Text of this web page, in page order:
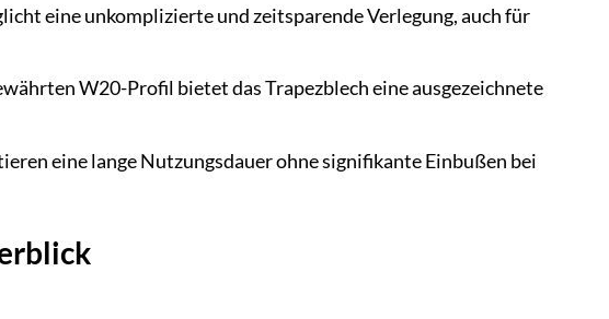
eine unkomplizierte und zeitsparende Verlegung, auch für
W20-Profil bietet das Trapezblech eine ausgezeichnete
eine lange Nutzungsdauer ohne signifikante Einbußen bei